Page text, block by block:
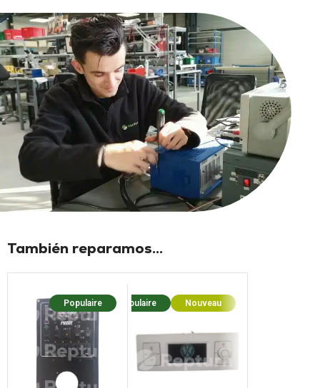
También reparamos...
Populaire Populaire Nouveau